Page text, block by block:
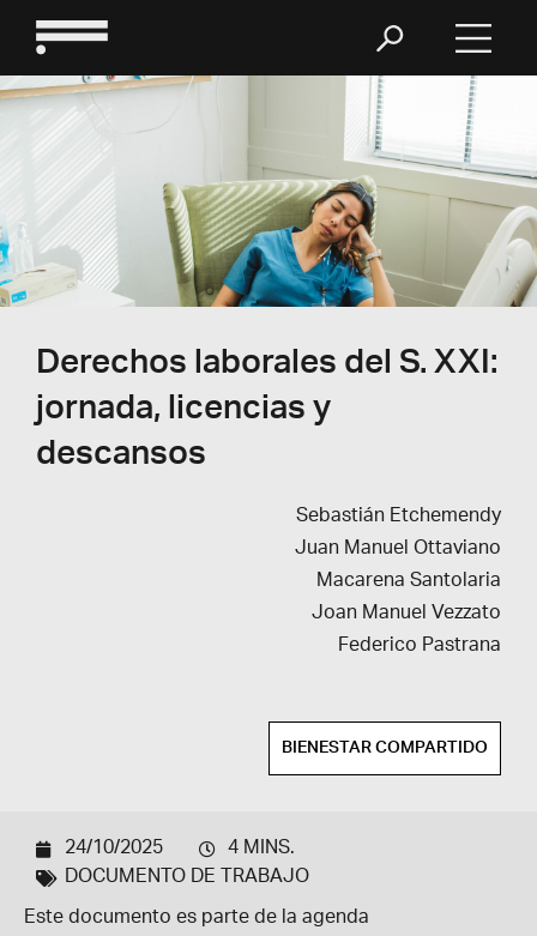
Derechos laborales del S. XXI:
jornada, licencias y
descansos
Sebastián Etchemendy
Juan Manuel Ottaviano
Macarena Santolaria
Joan Manuel Vezzato
Federico Pastrana
BIENESTAR COMPARTIDO
Este documento es parte de la agenda
24/10/2025
4 MINS.
DOCUMENTO DE TRABAJO